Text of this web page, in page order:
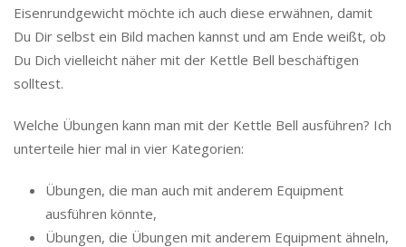
Eisenrundgewicht möchte ich auch diese erwähnen, damit
Du Dir selbst ein Bild machen kannst und am Ende weißt, ob
Du Dich vielleicht näher mit der Kettle Bell beschäftigen
solltest.
Welche Übungen kann man mit der Kettle Bell ausführen? Ich
unterteile hier mal in vier Kategorien:
Übungen, die man auch mit anderem Equipment
ausführen könnte,
Übungen, die Übungen mit anderem Equipment ähneln,